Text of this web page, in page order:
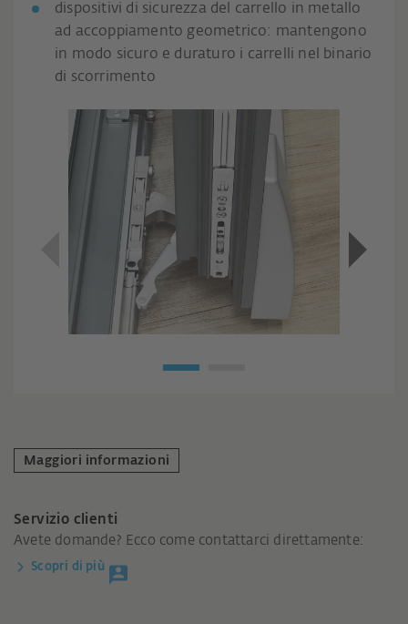
dispositivi di sicurezza del carrello in metallo
ad accoppiamento geometrico: mantengono
in modo sicuro e duraturo i carrelli nel binario
di scorrimento
Maggiori informazioni
Servizio clienti
Avete domande? Ecco come contattarci direttamente:
Scopri di più